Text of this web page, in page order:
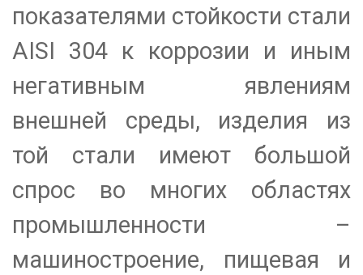
показателями стойкости стали
AISI 304 к коррозии и иным
негативным явлениям
внешней среды, изделия из
той стали имеют большой
спрос во многих областях
промышленности –
машиностроение, пищевая и